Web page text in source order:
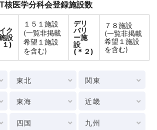
核医学分科会登録施設数
ク
設
１)
１５１施設
(一覧非掲載
希望１施設
を含む)
デリ
バリ
ー施
設
(＊２)
７８施設
(一覧非掲載
希望１施設
を含む)
東北 関東
東海 近畿
四国 九州